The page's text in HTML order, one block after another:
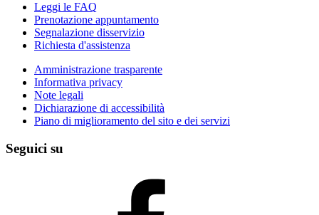
Leggi le FAQ
Prenotazione appuntamento
Segnalazione disservizio
Richiesta d'assistenza
Amministrazione trasparente
Informativa privacy
Note legali
Dichiarazione di accessibilità
Piano di miglioramento del sito e dei servizi
Seguici su